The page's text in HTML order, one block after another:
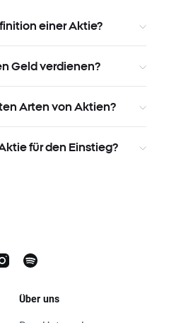
einer Aktie?
Geld verdienen?
Arten von Aktien?
für den Einstieg?
Über uns